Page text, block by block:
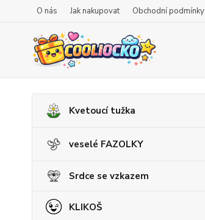
O nás Jak nakupovat Obchodní podmínky
Kvetoucí tužka
veselé FAZOLKY
Srdce se vzkazem
KLIKOŠ